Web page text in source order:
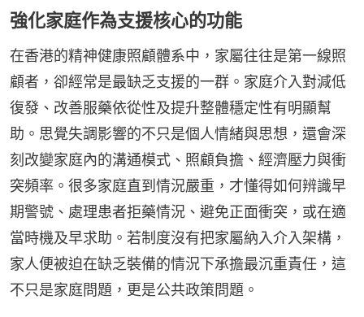
強化家庭作為支援核心的功能
在香港的精神健康照顧體系中，家屬往往是第一線照
顧者，卻經常是最缺乏支援的一群。家庭介入對減低
復發、改善服藥依從性及提升整體穩定性有明顯幫
助。思覺失調影響的不只是個人情緒與思想，還會深
刻改變家庭內的溝通模式、照顧負擔、經濟壓力與衝
突頻率。很多家庭直到情況嚴重，才懂得如何辨識早
期警號、處理患者拒藥情況、避免正面衝突，或在適
當時機及早求助。若制度沒有把家屬納入介入架構，
家人便被迫在缺乏裝備的情況下承擔最沉重責任，這
不只是家庭問題，更是公共政策問題。